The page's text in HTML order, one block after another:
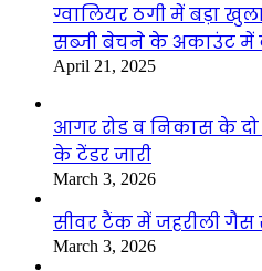
ग्वालियर ठगी में बड़ा
सब्जी बेचने के अकाउंट में
April 21, 2025
आगर रोड व निकास के दो
के टेंडर जारी
March 3, 2026
सीवर टैंक में जहरीली गैस
March 3, 2026